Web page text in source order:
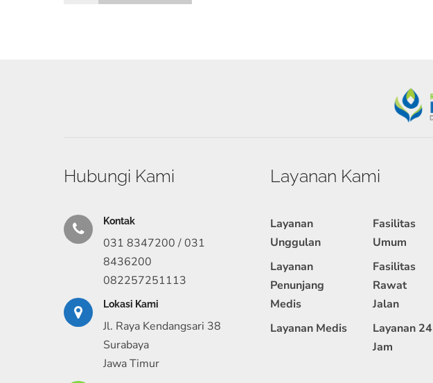
Hubungi Kami
Kontak
031 8347200 / 031
8436200
082257251113
Lokasi Kami
Jl. Raya Kendangsari 38
Surabaya
Jawa Timur
Layanan Kami
Layanan
Unggulan
Layanan
Penunjang
Medis
Layanan Medis
Fasilitas
Umum
Fasilitas
Rawat
Jalan
Layanan 24
Jam